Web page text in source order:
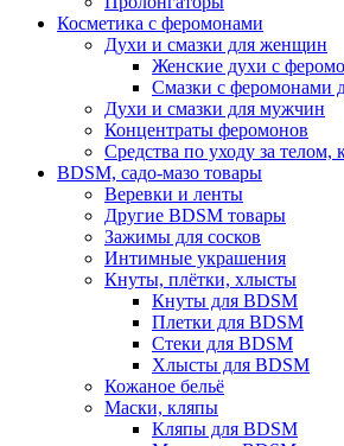
Косметика с феромонами
Духи и смазки для женщин
Женские духи с
Смазки с феромонами
Духи и смазки для мужчин
Концентраты феромонов
Средства по уходу за телом,
BDSM, садо-мазо товары
Веревки и ленты
Другие BDSM товары
Зажимы для сосков
Интимные украшения
Кнуты, плётки, хлысты
Кнуты для BDSM
Плетки для BDSM
Стеки для BDSM
Хлысты для BDSM
Кожаное бельё
Маски, кляпы
Кляпы для BDSM